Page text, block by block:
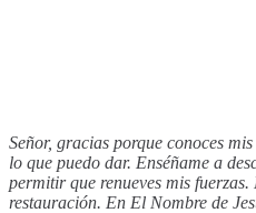
Señor, gracias porque conoces
lo que puedo dar. Enséñame a
permitir que renueves mis
restauración. En El Nombre de